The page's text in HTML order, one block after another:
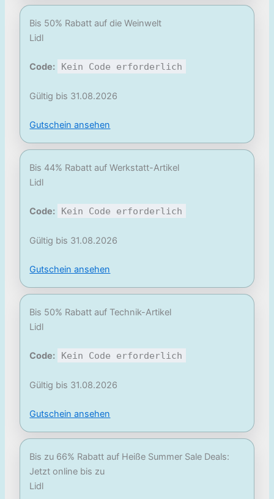
Bis 50% Rabatt auf die Weinwelt
Lidl
Code: Kein Code erforderlich
Gültig bis 31.08.2026
Gutschein ansehen
Bis 44% Rabatt auf Werkstatt-Artikel
Lidl
Code: Kein Code erforderlich
Gültig bis 31.08.2026
Gutschein ansehen
Bis 50% Rabatt auf Technik-Artikel
Lidl
Code: Kein Code erforderlich
Gültig bis 31.08.2026
Gutschein ansehen
Bis zu 66% Rabatt auf Heiße Summer Sale Deals:
Jetzt online bis zu
Lidl